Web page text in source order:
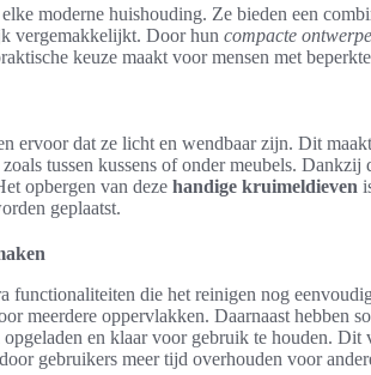
moderne huishouding. Ze bieden een
vergemakkelijkt. Door hun compacte
keuze maakt voor mensen met
ervoor dat ze licht en wendbaar zijn. Dit
tussen kussens of onder meubels. Dankzij
opbergen van deze handige kruimeldieven
geplaatst.
functionaliteiten die het reinigen nog
meerdere oppervlakken. Daarnaast hebben
en klaar voor gebruik te houden. Dit
gebruikers meer tijd overhouden voor